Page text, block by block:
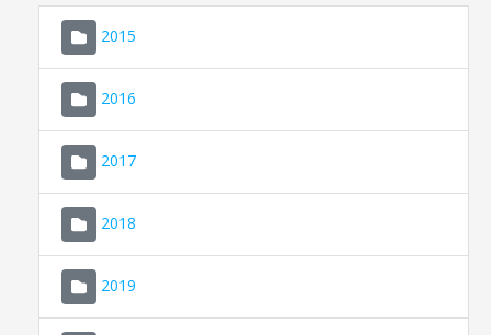
2015
2016
2017
2018
2019